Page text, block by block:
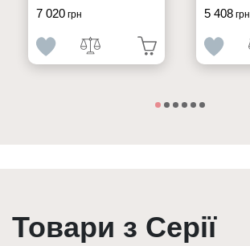
7 020грн 5 408грн
Товари з Серії